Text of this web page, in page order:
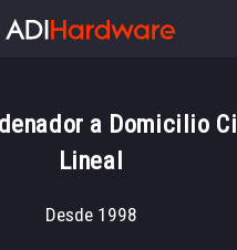
a Domicilio
Lineal
Desde 1998